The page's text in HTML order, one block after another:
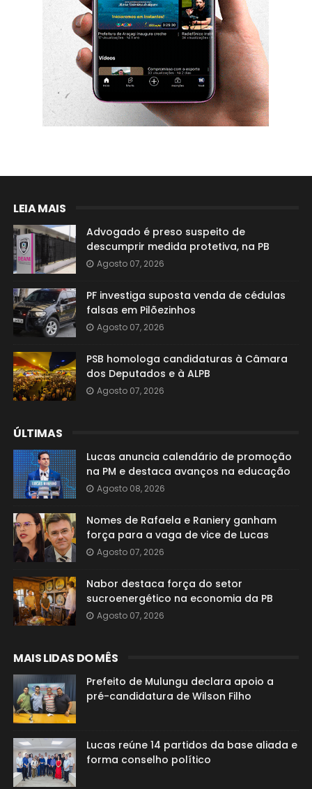
LEIA MAIS
Advogado é preso suspeito de
descumprir medida protetiva, na PB
Agosto 07, 2026
PF investiga suposta venda de cédulas
falsas em Pilõezinhos
Agosto 07, 2026
PSB homologa candidaturas à Câmara
dos Deputados e à ALPB
Agosto 07, 2026
ÚLTIMAS
Lucas anuncia calendário de promoção
na PM e destaca avanços na educação
Agosto 08, 2026
Nomes de Rafaela e Raniery ganham
força para a vaga de vice de Lucas
Agosto 07, 2026
Nabor destaca força do setor
sucroenergético na economia da PB
Agosto 07, 2026
MAIS LIDAS DO MÊS
Prefeito de Mulungu declara apoio a
pré-candidatura de Wilson Filho
Lucas reúne 14 partidos da base aliada e
forma conselho político